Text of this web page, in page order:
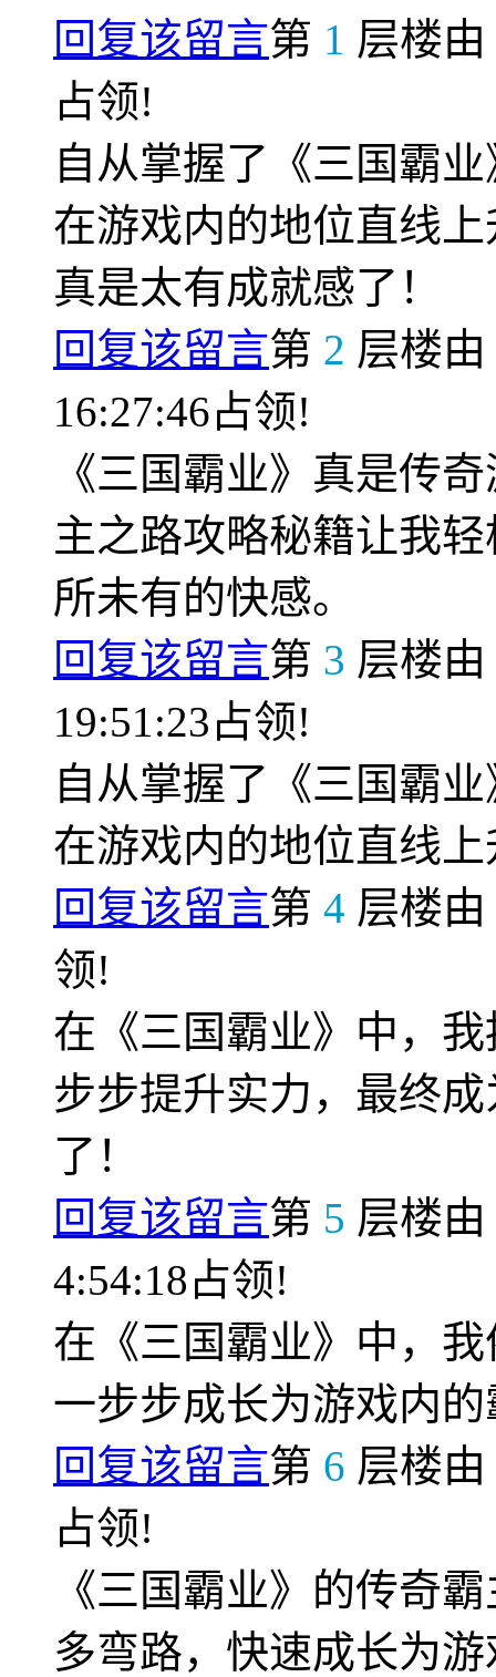
回复该留言第 1 层楼由
占领!
自从掌握了《三国霸
在游戏内的地位直线
真是太有成就感了！
回复该留言第 2 层楼由
16:27:46占领!
《三国霸业》真是传
主之路攻略秘籍让我
所未有的快感。
回复该留言第 3 层楼由
19:51:23占领!
自从掌握了《三国霸
在游戏内的地位直线
回复该留言第 4 层楼由
领!
在《三国霸业》中，
步步提升实力，最终
了！
回复该留言第 5 层楼由
4:54:18占领!
在《三国霸业》中，
一步步成长为游戏内
回复该留言第 6 层楼由
占领!
《三国霸业》的传奇
多弯路，快速成长为